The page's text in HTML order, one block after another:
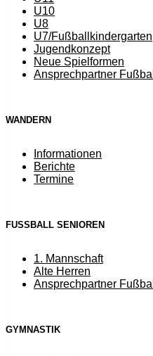
U10
U8
U7/Fußballkindergarten
Jugendkonzept
Neue Spielformen
Ansprechpartner Fußball
WANDERN
Informationen
Berichte
Termine
FUSSBALL SENIOREN
1. Mannschaft
Alte Herren
Ansprechpartner Fußball
GYMNASTIK